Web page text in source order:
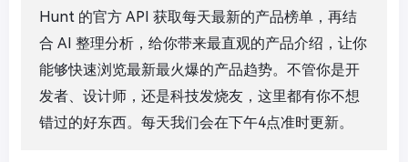
Hunt 的官方 API 获取每天最新的产品榜单，再结
合 AI 整理分析，给你带来最直观的产品介绍，让你
能够快速浏览最新最火爆的产品趋势。不管你是开
发者、设计师，还是科技发烧友，这里都有你不想
错过的好东西。每天我们会在下午4点准时更新。